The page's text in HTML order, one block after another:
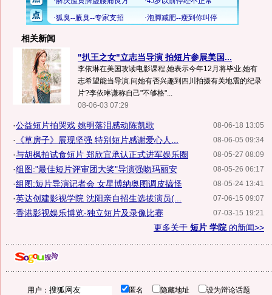
相关新闻
"扒王之女"立志当导演 拍短片参展美国...
李依琳在美国攻读电影课程,她表示今年12月将毕业,她有
志希望能当导演.问她有否兴趣到四川拍摄有关地震的纪录
片?李依琳谦称自己"不够格"...
08-06-03 07:29
08-06-18 13:05
·公益短片拍哭戏 姚明落泪感动陈凯歌
08-06-05 09:34
· 《草房子》展现坚强 特别短片感谢爱心人...
08-05-27 08:09
·与胡枫拍试食短片 郑欣宜承认正式进军娱乐圈
08-05-26 06:17
·组图:"最佳短片评审团大奖"导演强吻玛丽安
08-05-24 13:41
·组图:短片导演记者会 女星博纳奥图调皮搞怪
07-06-15 09:07
·英达创建影视学院 沈阳亲自招生选拔演员(...
07-03-15 19:21
·香港影视娱乐博览-独立短片及录像比赛
更多关于 短片 学院的新闻>>
用户： 匿名 隐藏地址 设为辩论话题